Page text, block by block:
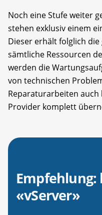
Noch eine Stufe weiter
stehen exklusiv einem
Dieser erhält folglich
sämtliche Ressourcen
werden die
von technischen
Reparaturarbeiten auch
Provider komplett
«vServer»